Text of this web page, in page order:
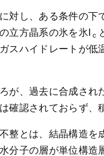
対し、ある条件の下
立方晶系の氷を氷I ｃ
スハイドレートが低
が、過去に合成され
確認されておらず、
整とは、結晶構造を
分子の層が単位構造